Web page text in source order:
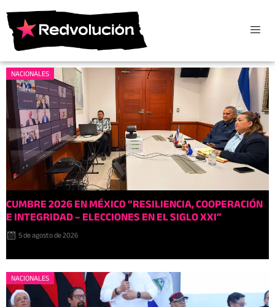
NACIONALES
CUMBRE 2026 EN MÉXIC0 “RESILIENCIA, COOPERACIÓN
E INTEGRIDAD – ELECCIONES EN EL SIGLO XXI”
5 de agosto de 2026
NACIONALES